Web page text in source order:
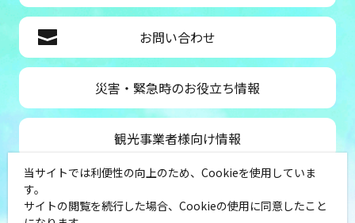
お問い合わせ
災害・緊急時のお役立ち情報
観光事業者様向け情報
公益社団法人神奈川県観光協会
〒231-8521
当サイトでは利便性の向上のため、Cookieを使用していま
す。
サイトの閲覧を続行した場合、Cookieの使用に同意したこと